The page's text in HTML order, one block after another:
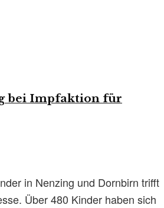
bei Impfaktion für
in Nenzing und Dornbirn trifft
Über 480 Kinder haben sich